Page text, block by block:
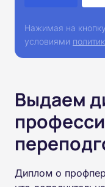
Нажимая на
условиями
Выдаем
Диплом о